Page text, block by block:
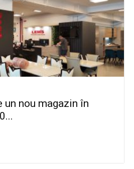
un nou magazin în